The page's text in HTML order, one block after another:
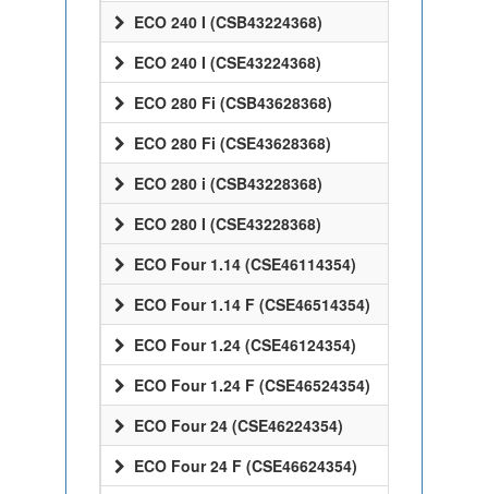
ECO 240 I (CSB43224368)
ECO 240 I (CSE43224368)
ECO 280 Fi (CSB43628368)
ECO 280 Fi (CSE43628368)
ECO 280 i (CSB43228368)
ECO 280 I (CSE43228368)
ECO Four 1.14 (CSE46114354)
ECO Four 1.14 F (CSE46514354)
ECO Four 1.24 (CSE46124354)
ECO Four 1.24 F (CSE46524354)
ECO Four 24 (CSE46224354)
ECO Four 24 F (CSE46624354)